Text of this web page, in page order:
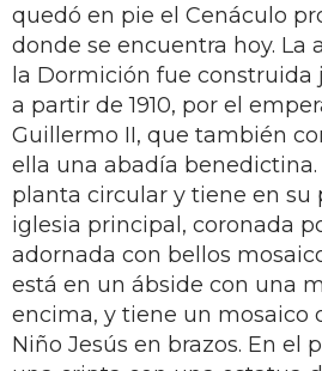
quedó en pie el Cenáculo
donde se encuentra hoy. La
la Dormición fue construida
a partir de 1910, por el
Guillermo II, que también
ella una abadía benedictina.
planta circular y tiene en su
iglesia principal, coronada
adornada con bellos
está en un ábside con una
encima, y tiene un mosaico
Niño Jesús en brazos. En el